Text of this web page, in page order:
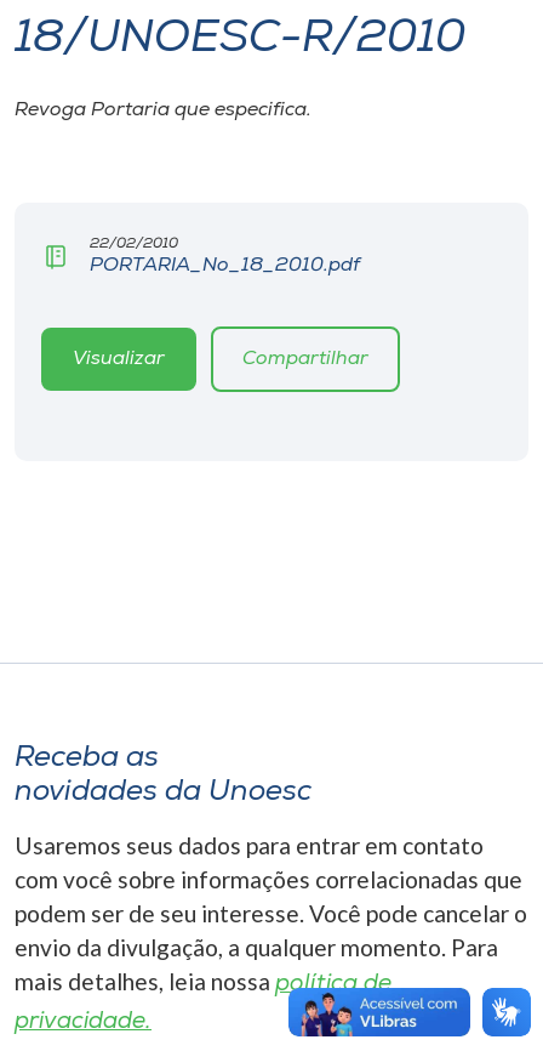
I.nova
Diplomados
CPA
Biblioteca
Store
Selecione
o idioma
18/UNOESC-R/2010
Revoga Portaria que especifica.
22/02/2010
PORTARIA_No_18_2010.pdf
Visualizar Compartilhar
Receba as
novidades da Unoesc
Usaremos seus dados para entrar em contato
com você sobre informações correlacionadas que
podem ser de seu interesse. Você pode cancelar o
envio da divulgação, a qualquer momento. Para
mais detalhes, leia nossa política de
privacidade.